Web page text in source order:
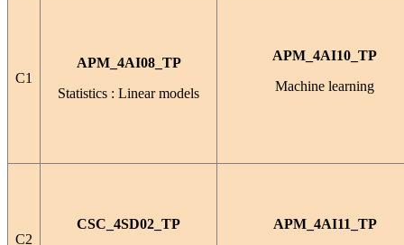
C1
APM_4AI08_TP
Statistics : Linear models
APM_4AI10_TP
Machine learning
C2
CSC_4SD02_TP
APM_4AI11_TP